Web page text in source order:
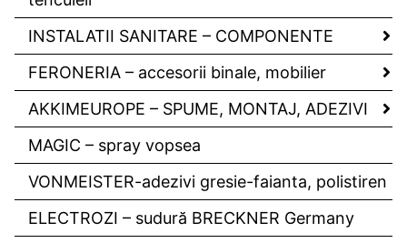
INSTALATII SANITARE – COMPONENTE
FERONERIA – accesorii binale, mobilier
AKKIMEUROPE – SPUME, MONTAJ, ADEZIVI
MAGIC – spray vopsea
VONMEISTER-adezivi gresie-faianta, polistiren
ELECTROZI – sudură BRECKNER Germany